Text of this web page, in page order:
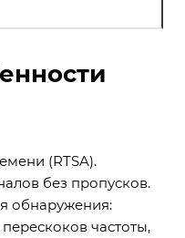
(RTSA).
без пропусков.
обнаружения:
частоты,